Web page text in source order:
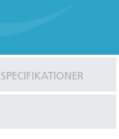
SPECIFIKATIONER